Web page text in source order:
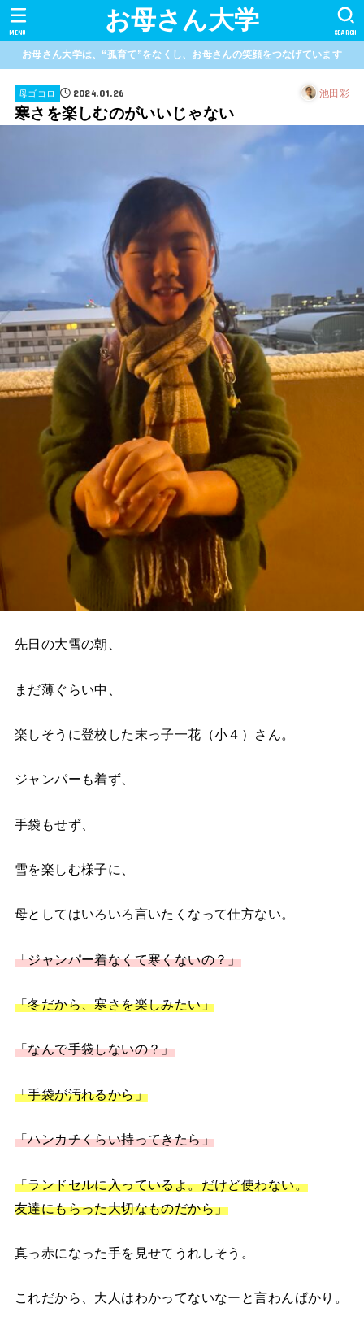
お母さん大学 SEARCH
MENU
お母さん大学は、“孤育て”をなくし、お母さんの笑顔をつなげています
母ゴコロ 2024.01.26 池田彩
寒さを楽しむのがいいじゃない
先日の大雪の朝、
まだ薄ぐらい中、
楽しそうに登校した末っ子一花（小４）さん。
ジャンパーも着ず、
手袋もせず、
雪を楽しむ様子に、
母としてはいろいろ言いたくなって仕方ない。
「ジャンパー着なくて寒くないの？」
「冬だから、寒さを楽しみたい」
「なんで手袋しないの？」
「手袋が汚れるから」
「ハンカチくらい持ってきたら」
「ランドセルに入っているよ。だけど使わない。
友達にもらった大切なものだから」
真っ赤になった手を見せてうれしそう。
これだから、大人はわかってないなーと言わんばかり。